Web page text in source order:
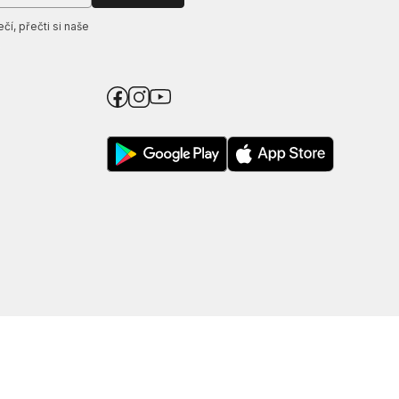
přečti si naše